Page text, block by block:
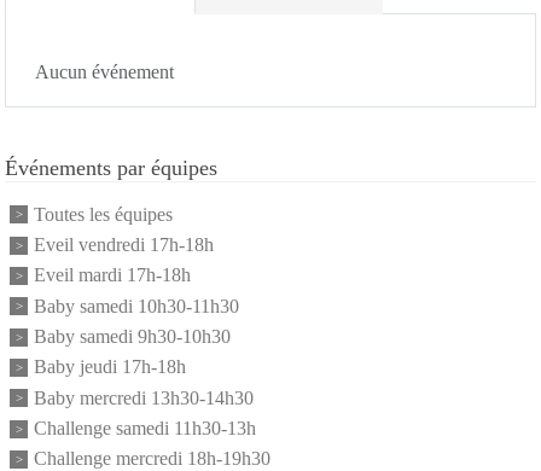
Aucun événement
Événements par équipes
Toutes les équipes
Eveil vendredi 17h-18h
Eveil mardi 17h-18h
Baby samedi 10h30-11h30
Baby samedi 9h30-10h30
Baby jeudi 17h-18h
Baby mercredi 13h30-14h30
Challenge samedi 11h30-13h
Challenge mercredi 18h-19h30